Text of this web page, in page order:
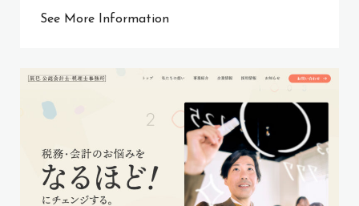
See More Information